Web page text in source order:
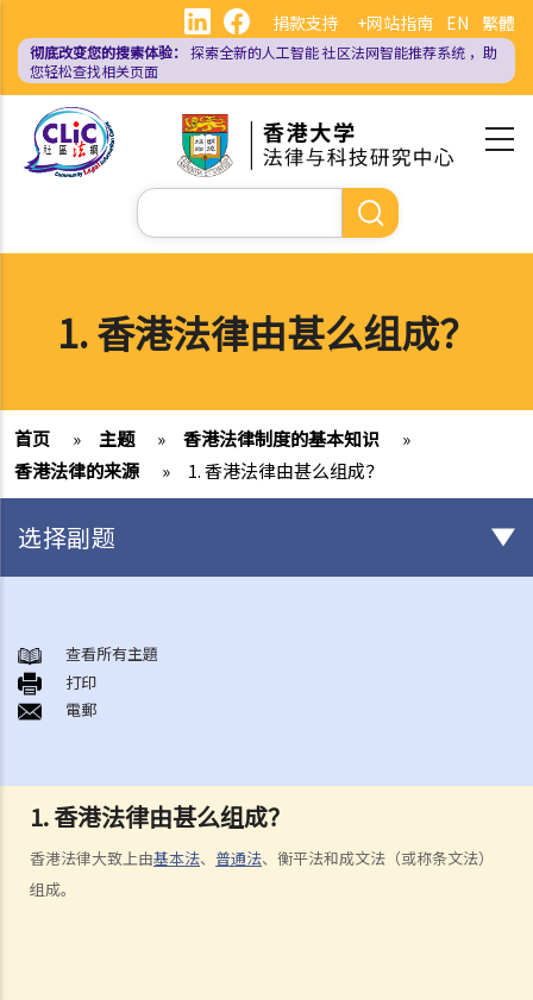
主
EN 繁體
捐款支持 +网站指南
彻底改变您的搜索体验： 探索全新的人工智能社区法网智能推荐系统 ，助
您轻松查找相关页面
搜
索
1. 香港法律由甚么组成？
首页 » 主题 » 香港法律制度的基本知识
»
香港法律的来源
» 1. 香港法律由甚么组成？
1. 香港法律由甚么组成？
香港法律大致上由基本法、 普通法、衡平法和成文法（或称条文法）
组成。
选择副题
香港法律的来源
1. 香港法律由甚么组成？
2. 基本法对香港之法律制度有甚么影响？
香港法院及司法机构
1. 香港有哪几间主要法院？
2. 甚么案件会由上述之主要法院审理？
查看所有主題
打印
電郵